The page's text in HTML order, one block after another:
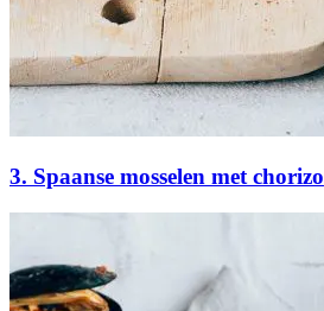
3. Spaanse mosselen met chorizo